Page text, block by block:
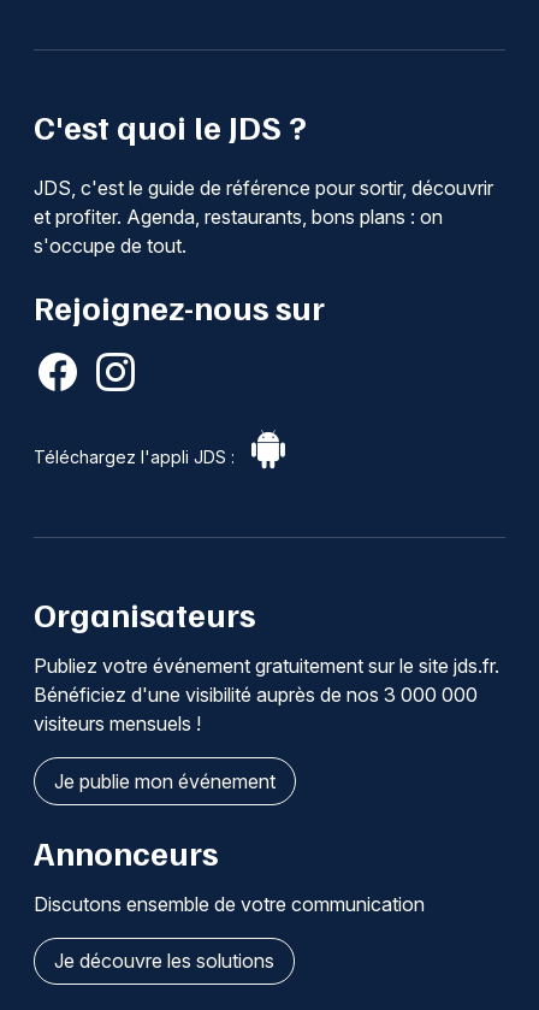
C'est quoi le JDS ?
JDS, c'est le guide de référence pour sortir, découvrir
et profiter. Agenda, restaurants, bons plans : on
s'occupe de tout.
Rejoignez-nous sur
Téléchargez l'appli JDS :
Organisateurs
Publiez votre événement gratuitement sur le site jds.fr.
Bénéficiez d'une visibilité auprès de nos 3 000 000
visiteurs mensuels !
Je publie mon événement
Annonceurs
Discutons ensemble de votre communication
Je découvre les solutions